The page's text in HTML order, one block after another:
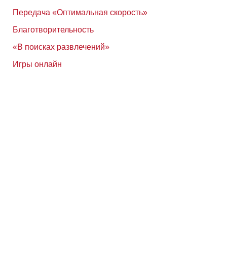
Передача «Оптимальная скорость»
Благотворительность
«В поисках развлечений»
Игры онлайн